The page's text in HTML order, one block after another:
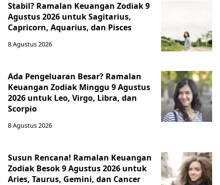
Stabil? Ramalan Keuangan Zodiak 9
Agustus 2026 untuk Sagitarius,
Capricorn, Aquarius, dan Pisces
8 Agustus 2026
Ada Pengeluaran Besar? Ramalan
Keuangan Zodiak Minggu 9 Agustus
2026 untuk Leo, Virgo, Libra, dan
Scorpio
8 Agustus 2026
Susun Rencana! Ramalan Keuangan
Zodiak Besok 9 Agustus 2026 untuk
Aries, Taurus, Gemini, dan Cancer